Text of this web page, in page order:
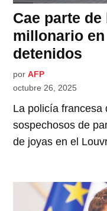
Cae parte
millonario
detenidos
por AFP
octubre 26, 2025
La policía francesa
sospechosos de
de joyas en el